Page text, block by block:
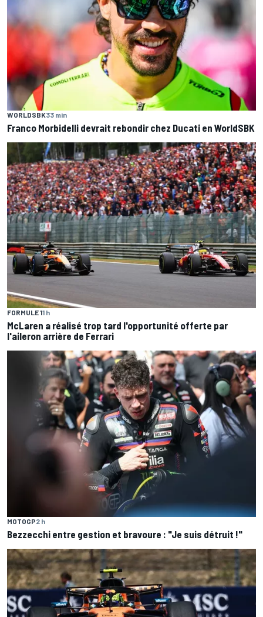
WORLDSBK33 min
Franco Morbidelli devrait rebondir chez Ducati en WorldSBK
FORMULE 11 h
McLaren a réalisé trop tard l'opportunité offerte par
l'aileron arrière de Ferrari
MOTOGP2 h
Bezzecchi entre gestion et bravoure : "Je suis détruit !"